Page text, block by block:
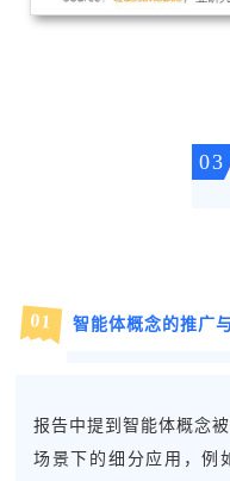
03
01 智能体概念的推广
报告中提到智能体概念
场景下的细分应用，例